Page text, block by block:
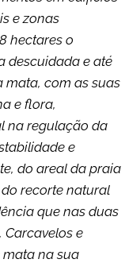
e zonas
hectares o
descuidada e até
mata, com as suas
e flora,
na regulação da
e
do areal da praia
recorte natural
que nas duas
Carcavelos e
mata na sua